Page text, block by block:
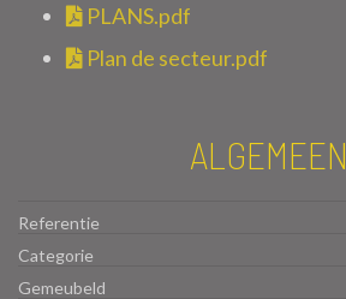
PLANS.pdf
Plan de secteur.pdf
ALGEMEEN
Referentie
Categorie
Gemeubeld